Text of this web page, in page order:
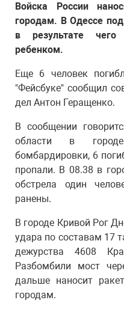
Войска России
городам. В Одессе
в результате
ребенком.
Еще 6 человек
"Фейсбуке" сообщил
дел Антон Геращенко.
В сообщении
области в
бомбардировки, 6
пропали. В 08.38 в
обстрела один
ранены.
В городе Кривой Рог
удара по составам 17
дежурства 4608
Разбомбили мост
дальше наносит
городам.